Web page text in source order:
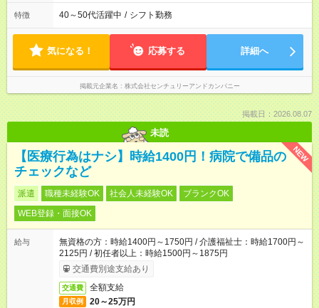
特徴 40～50代活躍中 / シフト勤務
気になる！ 応募する 詳細へ
掲載元企業名 株式会社センチュリーアンドカンパニー
掲載日：2026.08.07
未読
NEW
【医療行為はナシ】時給1400円！病院で備品の
チェックなど
派遣 職種未経験OK 社会人未経験OK
ブランクOK
WEB登録・面接OK
給与
無資格の方：時給1400円～1750円 / 介護福祉士：時給1700円～
2125円 / 初任者以上：時給1500円～1875円
交通費別途支給あり
交通費 全額支給
月収例 20～25万円